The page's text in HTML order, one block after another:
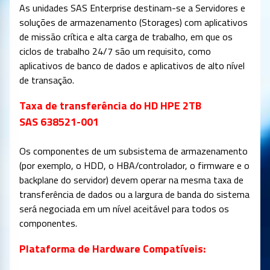
As unidades SAS Enterprise destinam-se a Servidores e
soluções de armazenamento (Storages) com aplicativos
de missão crítica e alta carga de trabalho, em que os
ciclos de trabalho 24/7 são um requisito, como
aplicativos de banco de dados e aplicativos de alto nível
de transação.
Taxa de transferência do HD HPE 2TB
SAS 638521-001
Os componentes de um subsistema de armazenamento
(por exemplo, o HDD, o HBA/controlador, o firmware e o
backplane do servidor) devem operar na mesma taxa de
transferência de dados ou a largura de banda do sistema
será negociada em um nível aceitável para todos os
componentes.
Plataforma de Hardware Compatíveis: